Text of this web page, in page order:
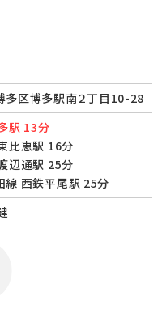
多区博多駅南２丁目10-28
駅 13分
比恵駅 16分
辺通駅 25分
線 西鉄平尾駅 25分